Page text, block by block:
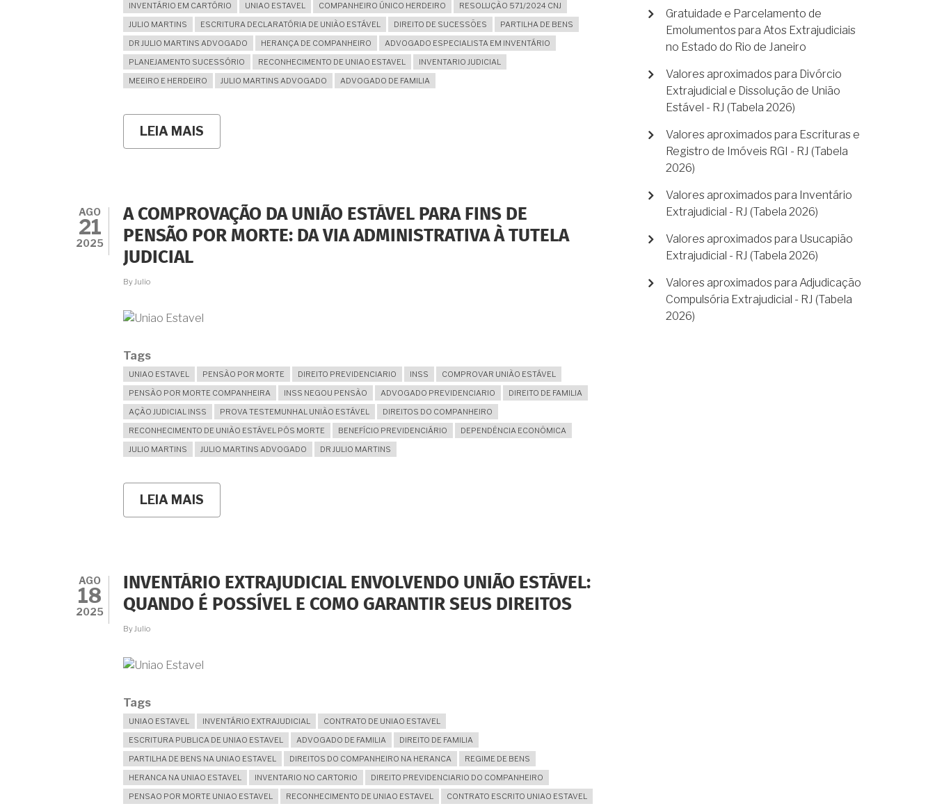
INVENTÁRIO EM CARTÓRIO UNIAO ESTAVEL COMPANHEIRO ÚNICO HERDEIRO
RESOLUÇÃO 571/2024 CNJ
JULIO MARTINS
ESCRITURA DECLARATÓRIA DE UNIÃO ESTÁVEL DIREITO DE SUCESSÕES
PARTILHA DE BENS
DR JULIO MARTINS ADVOGADO
HERANÇA DE COMPANHEIRO
ADVOGADO ESPECIALISTA EM INVENTÁRIO
PLANEJAMENTO SUCESSÓRIO
RECONHECIMENTO DE UNIAO ESTAVEL
INVENTARIO JUDICIAL
MEEIRO E HERDEIRO
JULIO MARTINS ADVOGADO ADVOGADO DE FAMILIA
LEIA MAIS
INVENTÁRIO
POSSO
FAZER
EM
CARTÓRIO
AGO
21
2025
A COMPROVAÇÃO DA UNIÃO ESTÁVEL PARA FINS DE
PENSÃO POR MORTE: DA VIA ADMINISTRATIVA À TUTELA
JUDICIAL
ByJulio
Tags
UNIAO ESTAVEL PENSÃO POR MORTE DIREITO PREVIDENCIARIO INSS
COMPROVAR UNIÃO ESTÁVEL
PENSÃO POR MORTE COMPANHEIRA
INSS NEGOU PENSÃO ADVOGADO PREVIDENCIARIO
DIREITO DE FAMILIA
AÇÃO JUDICIAL INSS
PROVA TESTEMUNHAL UNIÃO ESTÁVEL
DIREITOS DO COMPANHEIRO
RECONHECIMENTO DE UNIÃO ESTÁVEL PÓS MORTE
BENEFÍCIO PREVIDENCIÁRIO
DEPENDÊNCIA ECONÔMICA
JULIO MARTINS
JULIO MARTINS ADVOGADO DR JULIO MARTINS
LEIA MAIS
PARA
FINS
DE
PENSÃO
JUDICIAL
AGO
18
2025
INVENTÁRIO EXTRAJUDICIAL ENVOLVENDO UNIÃO ESTÁVEL:
QUANDO É POSSÍVEL E COMO GARANTIR SEUS DIREITOS
ByJulio
Tags
UNIAO ESTAVEL INVENTÁRIO EXTRAJUDICIAL
CONTRATO DE UNIAO ESTAVEL
ESCRITURA PUBLICA DE UNIAO ESTAVEL
ADVOGADO DE FAMILIA
DIREITO DE FAMILIA
PARTILHA DE BENS NA UNIAO ESTAVEL
DIREITOS DO COMPANHEIRO NA HERANCA
REGIME DE BENS
HERANCA NA UNIAO ESTAVEL
INVENTARIO NO CARTORIO
DIREITO PREVIDENCIARIO DO COMPANHEIRO
PENSAO POR MORTE UNIAO ESTAVEL
RECONHECIMENTO DE UNIAO ESTAVEL
CONTRATO ESCRITO UNIAO ESTAVEL
Gratuidade e Parcelamento de
Emolumentos para Atos Extrajudiciais
no Estado do Rio de Janeiro
Valores aproximados para Divórcio
Extrajudicial e Dissolução de União
Estável - RJ (Tabela 2026)
Valores aproximados para Escrituras e
Registro de Imóveis RGI - RJ (Tabela
2026)
Valores aproximados para Inventário
Extrajudicial - RJ (Tabela 2026)
Valores aproximados para Usucapião
Extrajudicial - RJ (Tabela 2026)
Valores aproximados para Adjudicação
Compulsória Extrajudicial - RJ (Tabela
2026)